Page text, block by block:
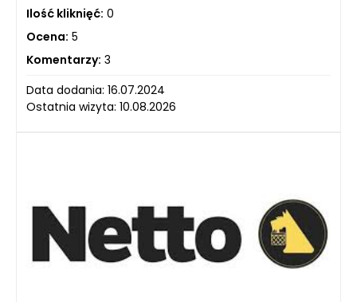
Ilość kliknięć: 0
Ocena: 5
Komentarzy: 3
Data dodania: 16.07.2024
Ostatnia wizyta: 10.08.2026